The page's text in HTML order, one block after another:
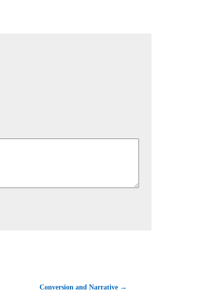
Conversion and Narrative →